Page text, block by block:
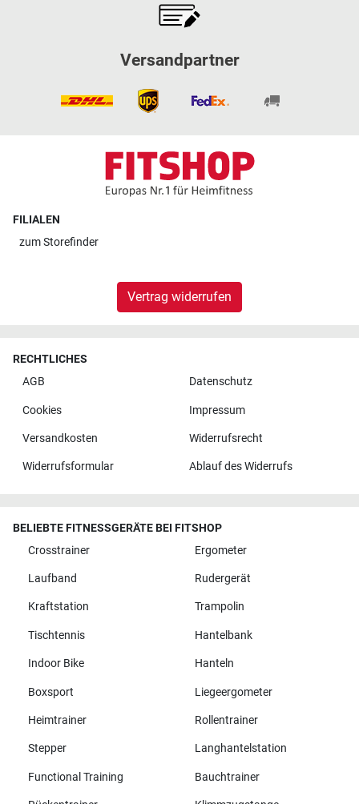
Versandpartner
FILIALEN
zumStorefinder
Vertrag widerrufen
RECHTLICHES
AGB
Datenschutz
Cookies Impressum
Versandkosten Widerrufsrecht
Widerrufsformular Ablauf des Widerrufs
BELIEBTE FITNESSGERÄTE BEI FITSHOP
Crosstrainer
Ergometer
Laufband Rudergerät
Kraftstation Trampolin
Tischtennis Hantelbank
Indoor Bike Hanteln
Boxsport Liegeergometer
Heimtrainer Rollentrainer
Stepper Langhantelstation
Functional Training Bauchtrainer